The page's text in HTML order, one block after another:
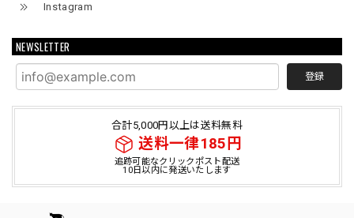
Instagram
NEWSLETTER
登録
合計5,000円以上は送料無料
送料一律185円
追跡可能なクリックポスト配送
10日以内に発送いたします